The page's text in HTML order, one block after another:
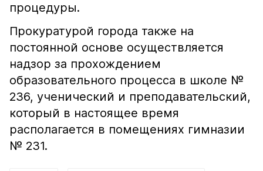
процедуры.
Прокуратурой города также на
постоянной основе осуществляется
надзор за прохождением
образовательного процесса в школе №
236, ученический и преподавательский,
который в настоящее время
располагается в помещениях гимназии
№ 231.